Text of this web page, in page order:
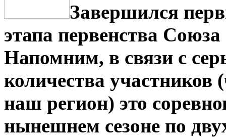
Завершился
этапа первенства
Напомним, в связи с
количества участников
наш регион) это
нынешнем сезоне по